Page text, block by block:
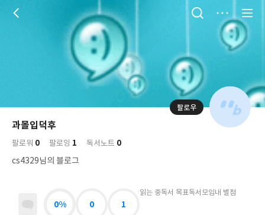
팔로우
과몰입덕후
님
의
사
팔로워 0 팔로잉 1 독서노트 0
cs4329님의 블로그
읽는 중독서 목표
0%
독서모임
0
내 별점
1